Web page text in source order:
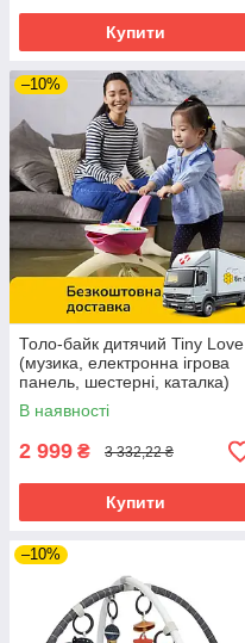
Купити
–10%
Толо-байк дитячий Tiny Love
(музика, електронна ігрова
панель, шестерні, каталка)
1901106730
В наявності
2 999 ₴ 3 332,22 ₴
Купити
–10%